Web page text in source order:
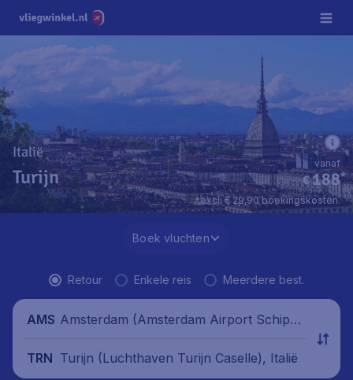
Italië
Turijn €188*
vanaf
*excl. € 29,90 boekingskosten.
Boek vluchten
Retour Enkele reis Meerdere best.
AMS Amsterdam (Amsterdam Airport Schipho
TRN Turijn (Luchthaven Turijn Caselle), Italië